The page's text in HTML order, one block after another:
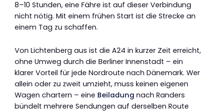
8–10 Stunden, eine Fähre ist auf dieser Verbindung
nicht nötig. Mit einem frühen Start ist die Strecke an
einem Tag zu schaffen.
Von Lichtenberg aus ist die A24 in kurzer Zeit erreicht,
ohne Umweg durch die Berliner Innenstadt – ein
klarer Vorteil für jede Nordroute nach Dänemark. Wer
allein oder zu zweit umzieht, muss keinen eigenen
Wagen chartern – eine Beiladung nach Randers
bündelt mehrere Sendungen auf derselben Route